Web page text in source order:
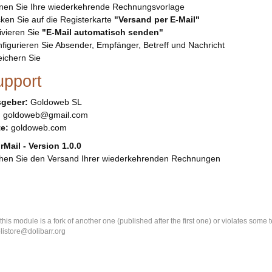
Sie Ihre wiederkehrende Rechnungsvorlage
Sie auf die Registerkarte "Versand per E-Mail"
Sie "E-Mail automatisch senden"
Sie Absender, Empfänger, Betreff und Nachricht
Sie
Goldoweb SL
goldoweb@gmail.com
goldoweb.com
- Version 1.0.0
Sie den Versand Ihrer wiederkehrenden Rechnungen
module is a fork of another one (published after the first one) or violates